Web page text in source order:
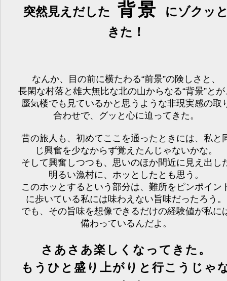
突然見えだした 背景
にゾクッ
きた！
なんか、目の前に横たわる“前景”の険しさと、
長閑な村落と雄大無比な北の山からなる“背景”とが
蜃気楼でも見ているかと思うような非現実感の取
合わせで、グッと心に迫ってきた。
昔の旅人も、初めてここを通ったときには、私と
じ興奮を少なからず覚えたんじゃないかな。
そして興奮しつつも、思いのほか間近に見え出し
明るい漁村に、ホッとしたとも思う。
このホッとするという部分は、難所をピンポイン
に歩いている私には味わえない旨味だったろう。
でも、その旨味を想像できるだけの経験値が私に
備わっているんだよ。
さあさあ楽しくなってきた。
もうひと盛り上がりと行こうじゃ